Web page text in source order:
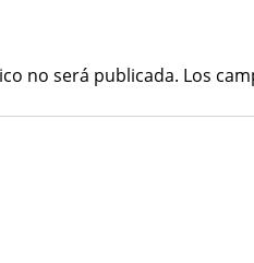
no será publicada. Los